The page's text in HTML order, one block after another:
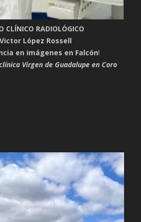
CLÍNICO RADIOLÓGICO
López Rossell
en imágenes en Falcón!
Virgen de Guadalupe en Coro